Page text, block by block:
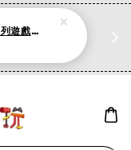
折扣20
🎉【夯夯熊特惠活動】🎉 TV系列遊戲（PS／NS）及PC離線版